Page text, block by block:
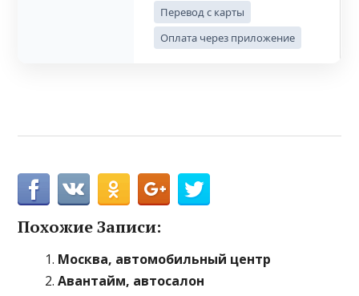
Перевод с карты
Оплата через приложение
Похожие Записи:
Москва, автомобильный центр
Авантайм, автосалон